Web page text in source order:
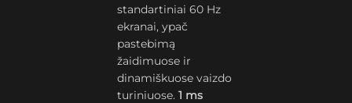
standartiniai 60 Hz
ekranai, ypač
pastebimą
žaidimuose ir
dinamiškuose vaizdo
turiniuose.1 ms